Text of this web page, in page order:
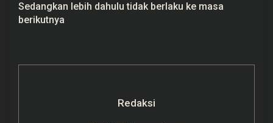
Sedangkan lebih dahulu tidak berlaku ke masa
berikutnya
Redaksi